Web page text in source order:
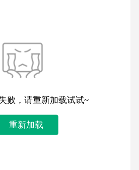
败，请重新加载试试~
重新加载